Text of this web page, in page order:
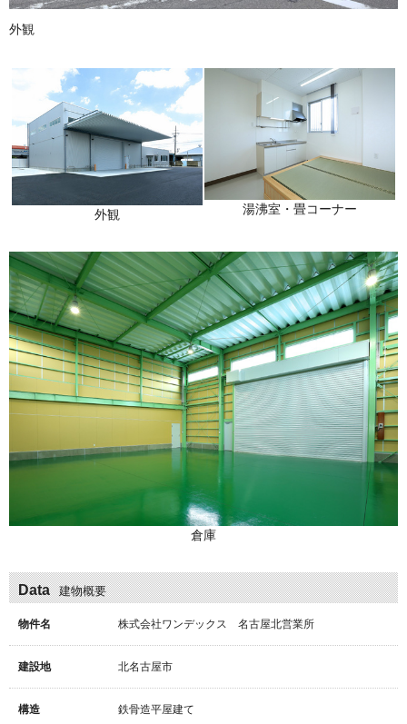
外観
外観 湯沸室・畳コーナー
倉庫
Data 建物概要
物件名 株式会社ワンデックス 名古屋北営業所
建設地 北名古屋市
構造 鉄骨造平屋建て